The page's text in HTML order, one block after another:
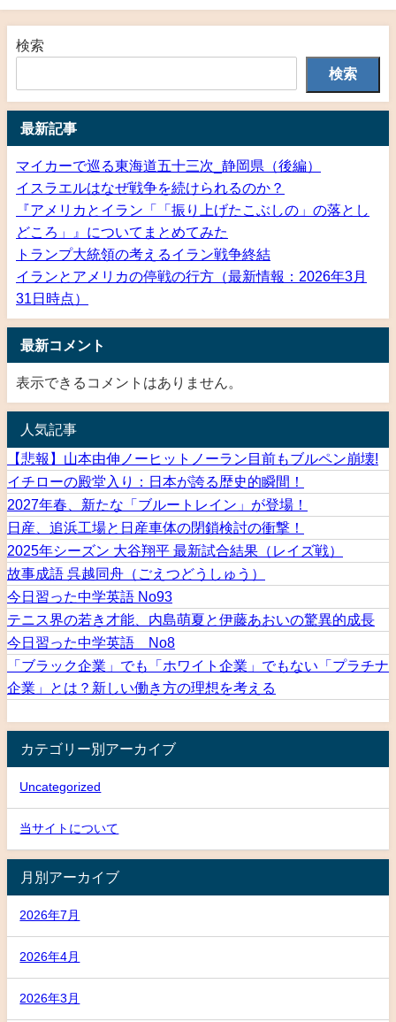
検索
検索
最新記事
マイカーで巡る東海道五十三次_静岡県（後編）
イスラエルはなぜ戦争を続けられるのか？
『アメリカとイラン「「振り上げたこぶしの」の落とし
どころ」』についてまとめてみた
トランプ大統領の考えるイラン戦争終結
イランとアメリカの停戦の行方（最新情報：2026年3月
31日時点）
最新コメント
表示できるコメントはありません。
人気記事
【悲報】山本由伸ノーヒットノーラン目前もブルペン崩壊!
イチローの殿堂入り：日本が誇る歴史的瞬間！
2027年春、新たな「ブルートレイン」が登場！
日産、追浜工場と日産車体の閉鎖検討の衝撃！
2025年シーズン 大谷翔平 最新試合結果（レイズ戦）
故事成語 呉越同舟（ごえつどうしゅう）
今日習った中学英語 No93
テニス界の若き才能、内島萌夏と伊藤あおいの驚異的成長
今日習った中学英語 No8
「ブラック企業」でも「ホワイト企業」でもない「プラチナ
企業」とは？新しい働き方の理想を考える
カテゴリー別アーカイブ
Uncategorized
当サイトについて
月別アーカイブ
2026年7月
2026年4月
2026年3月